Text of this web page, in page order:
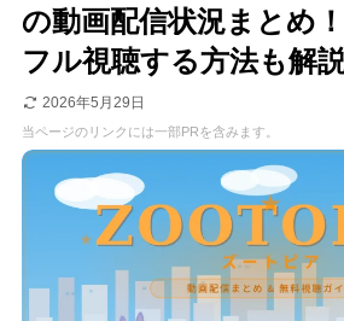
の動画配信状況まとめ
フル視聴する方法も解
2026年5月29日
当ページのリンクには一部PRを含みます。